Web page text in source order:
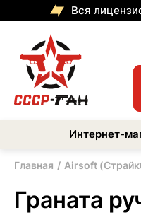
Вся
Интернет-
Главная Airsoft
Граната